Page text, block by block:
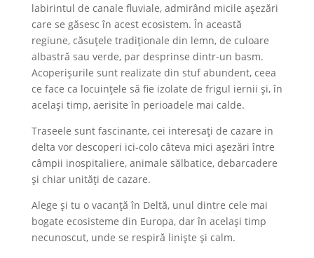
labirintul de canale fluviale, admirând micile așezări
care se găsesc în acest ecosistem. În această
regiune, căsuțele tradiționale din lemn, de culoare
albastră sau verde, par desprinse dintr-un basm.
Acoperișurile sunt realizate din stuf abundent, ceea
ce face ca locuințele să fie izolate de frigul iernii și, în
același timp, aerisite în perioadele mai calde.
Traseele sunt fascinante, cei interesați de cazare in
delta vor descoperi ici-colo câteva mici așezări între
câmpii inospitaliere, animale sălbatice, debarcadere
și chiar unități de cazare.
Alege și tu o vacanță în Deltă, unul dintre cele mai
bogate ecosisteme din Europa, dar în același timp
necunoscut, unde se respiră liniște și calm.